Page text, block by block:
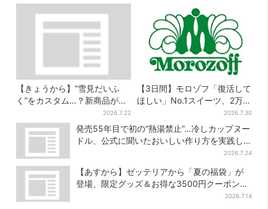
【きょうから】“雪見だいふ
く”をカスタム…？新商品が初
登場！阪急うめだ「アイスフ
ェス」で6日間だけ
2026.7.22
【3日間】モロゾフ「復活して
ほしい」No.1スイーツ、2万
3865票から選ばれた名作を限
定販売
2026.7.30
発売55年目で初の“熱湯禁止”…冷しカップヌー
ドル、公式に聞いたおいしい作り方を実践し
2026.7.24
【あすから】ゼッテリアから「夏の福袋」が
登場、限定グッズ＆お得な3500円クーポン付
2026.7.14